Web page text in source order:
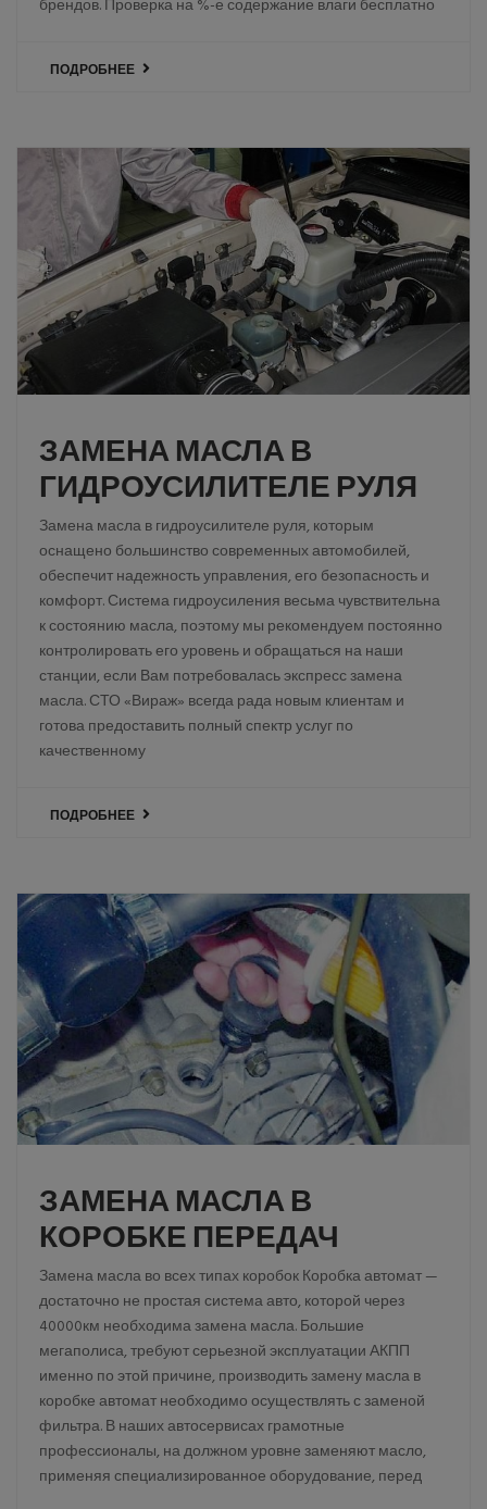
брендов. Проверка на %-е содержание влаги бесплатно
ПОДРОБНЕЕ
ЗАМЕНА МАСЛА В
ГИДРОУСИЛИТЕЛЕ РУЛЯ
Замена масла в гидроусилителе руля, которым
оснащено большинство современных автомобилей,
обеспечит надежность управления, его безопасность и
комфорт. Система гидроусиления весьма чувствительна
к состоянию масла, поэтому мы рекомендуем постоянно
контролировать его уровень и обращаться на наши
станции, если Вам потребовалась экспресс замена
масла. СТО «Вираж» всегда рада новым клиентам и
готова предоставить полный спектр услуг по
качественному
ПОДРОБНЕЕ
ЗАМЕНА МАСЛА В
КОРОБКЕ ПЕРЕДАЧ
Замена масла во всех типах коробок Коробка автомат —
достаточно не простая система авто, которой через
40000км необходима замена масла. Большие
мегаполиса, требуют серьезной эксплуатации АКПП
именно по этой причине, производить замену масла в
коробке автомат необходимо осуществлять с заменой
фильтра. В наших автосервисах грамотные
профессионалы, на должном уровне заменяют масло,
применяя специализированное оборудование, перед